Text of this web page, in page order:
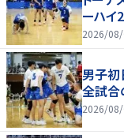
ーハイ
2026/
男子初
全試合
2026/08/